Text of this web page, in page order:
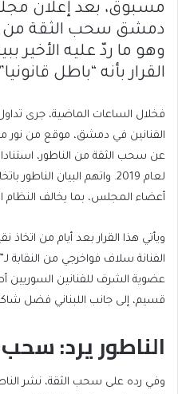
مسبوق، بعد إعلان
دمشق سحب الثقة من
وهو ما ردّ عليه
القرار بأنه “باطل
فخلال الساعات الماضية، جرى
الفنانين في دمشق، موقع من نور
لعام 2019. واتهم البيان
أعضاء المجلس، بما يخالف النظام
ويأتي هذا القرار بعد أيام من اتخاذ
الفنانة سلاف فواخرجي من النقابة
عضوية الشرف للفنانين السوريين
قسيم، إلى جانب اللبناني فضل
الناطور يرد:
وفي رده على سحب الثقة، نشر